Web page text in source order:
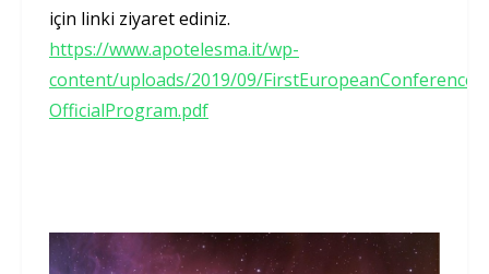
için linki ziyaret ediniz.
https://www.apotelesma.it/wp-
content/uploads/2019/09/
OfficialProgram.pdf